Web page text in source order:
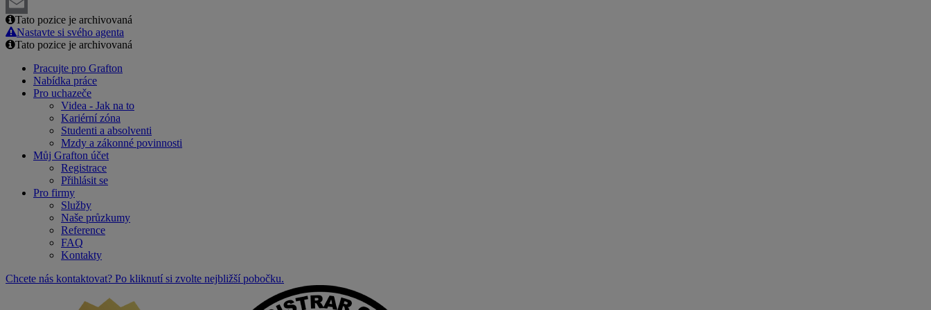
LinkedIn
Email
Tato pozice je archivovaná
Nastavte si svého agenta
Tato pozice je archivovaná
Pracujte pro Grafton
Nabídka práce
Pro uchazeče
Videa - Jak na to
Kariérní zóna
Studenti a absolventi
Mzdy a zákonné povinnosti
Můj Grafton účet
Registrace
Přihlásit se
Pro firmy
Služby
Naše průzkumy
Reference
FAQ
Kontakty
Chcete nás kontaktovat? Po kliknutí si zvolte nejbližší pobočku.